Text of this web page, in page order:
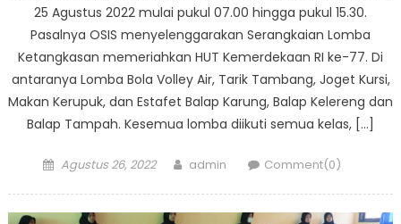
25 Agustus 2022 mulai pukul 07.00 hingga pukul 15.30.
Pasalnya OSIS menyelenggarakan Serangkaian Lomba
Ketangkasan memeriahkan HUT Kemerdekaan RI ke-77. Di
antaranya Lomba Bola Volley Air, Tarik Tambang, Joget Kursi,
Makan Kerupuk, dan Estafet Balap Karung, Balap Kelereng dan
Balap Tampah. Kesemua lomba diikuti semua kelas, […]
Posted
Agustus 26, 2022 Author
admin Comment(0)